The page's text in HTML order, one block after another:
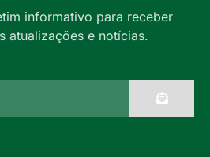
informativo para receber
atualizações e notícias.